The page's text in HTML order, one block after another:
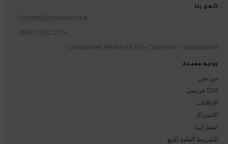
روابط مفيدة
من نحن
IDM فرنسي
الإعلانات
الاشتراك
انضمّ إلينا
الشروط العامة للبيع
اتصل بنا
Contact@industries.ma
+212 522 260451
Lotissement Beverly-lot N°6- Californie - Casablanca